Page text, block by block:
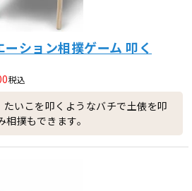
ション相撲ゲーム 叩く
税込
いこを叩くようなバチで土俵を叩
撲もできます。